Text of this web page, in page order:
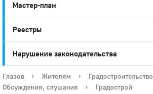
Мастер-план
Реестры
Нарушение законодательства
Глазов › Жителям › Градостроительство
Обсуждения, слушания
› Градострой